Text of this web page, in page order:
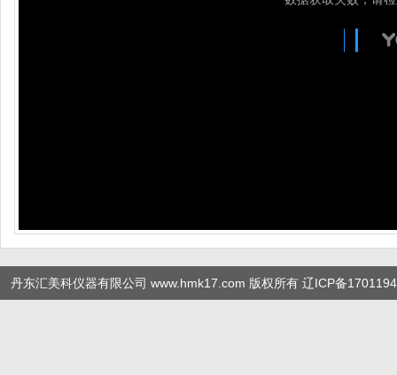
丹东汇美科仪器有限公司 www.hmk17.com 版权所有 辽ICP备